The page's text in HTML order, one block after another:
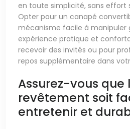
en toute simplicité, sans effort
Opter pour un canapé
mécanisme facile à manipuler
expérience pratique et
recevoir des invités ou pour
repos supplémentaire dans
Assurez-vous que
revêtement soit
entretenir et